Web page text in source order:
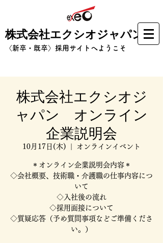
株式会社エクシオジャパン
​〈新卒・既卒〉採用サイトへようこそ
株式会社エクシオジ
ャパン オンライン
企業説明会
10月17日(木) オンラインイベント
＊オンライン企業説明会内容＊
◇会社概要、技術職・介護職の仕事内容につ
いて
◇入社後の流れ
◇採用面接について
◇質疑応答（予め質問事項などご準備くださ
い。）